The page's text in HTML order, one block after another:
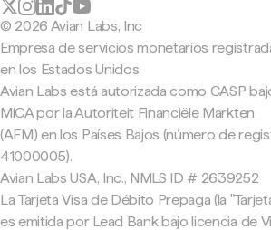
© 2026 Avian Labs, Inc
Empresa de servicios monetarios
en los Estados Unidos
Avian Labs está autorizada como CASP
MiCA por la Autoriteit Financiële Markten
(AFM) en los Países Bajos (número de
41000005).
Avian Labs USA, Inc., NMLS ID # 2639252
La Tarjeta Visa de Débito Prepaga (la
es emitida por Lead Bank bajo licencia de